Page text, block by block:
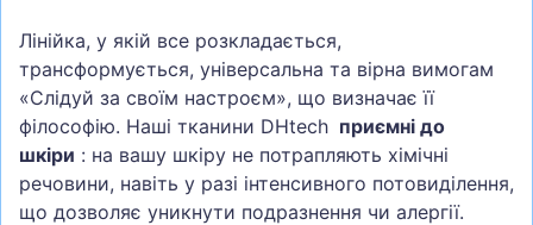
Лінійка, у якій все розкладається,
трансформується, універсальна та вірна вимогам
«Слідуй за своїм настроєм», що визначає її
філософію. Наші тканини DHtech приємні до
шкіри : на вашу шкіру не потрапляють хімічні
речовини, навіть у разі інтенсивного потовиділення,
що дозволяє уникнути подразнення чи алергії.